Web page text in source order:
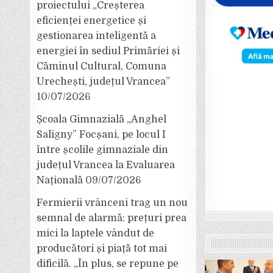
proiectului „Creșterea
eficienței energetice și
gestionarea inteligentă a
energiei în sediul Primăriei și
Căminul Cultural, Comuna
Urechești, județul Vrancea”
10/07/2026
Școala Gimnazială „Anghel
Saligny” Focșani, pe locul I
între școlile gimnaziale din
județul Vrancea la Evaluarea
Națională 09/07/2026
Fermierii vrânceni trag un nou
semnal de alarmă: prețuri prea
mici la laptele vândut de
producători și piață tot mai
dificilă. „În plus, se repune pe